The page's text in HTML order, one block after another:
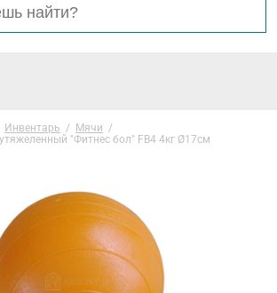
Инвентарь / Мячи /
"Фитнес бол" FB4 4кг Ø17см